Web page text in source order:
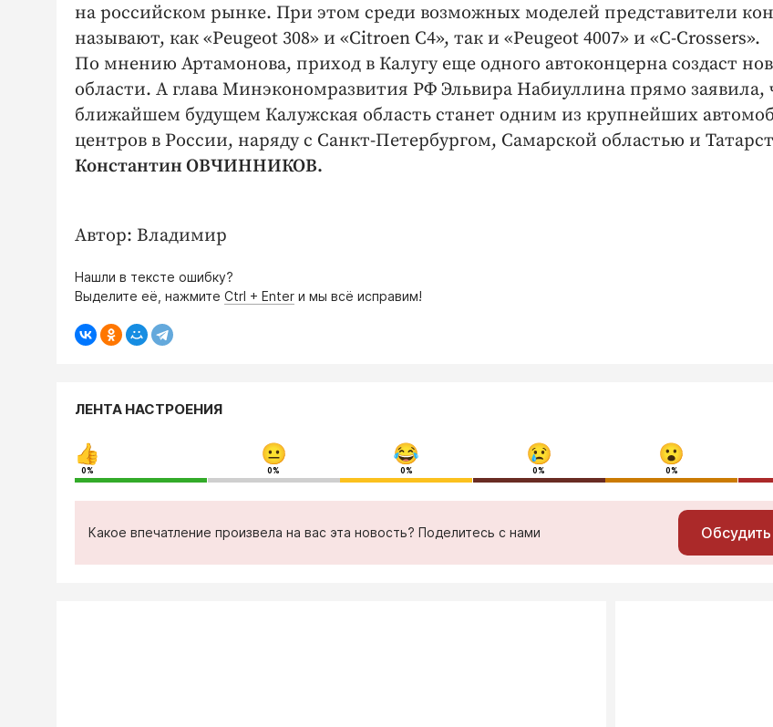
на российском рынке. При этом среди возможных моделей представители
называют, как «Peugeot 308» и «Citroen C4», так и «Peugeot 4007» и «C-Crossers».
По мнению Артамонова, приход в Калугу еще одного автоконцерна создаст
области. А глава Минэкономразвития РФ Эльвира Набиуллина прямо заявила,
ближайшем будущем Калужская область станет одним из крупнейших
центров в России, наряду с Санкт-Петербургом, Самарской областью и
Константин ОВЧИННИКОВ.
Автор: Владимир
Нашли в тексте ошибку?
Выделите её, нажмите Ctrl + Enter и мы всё исправим!
ЛЕНТА НАСТРОЕНИЯ
0% 0% 0% 0% 0%
Какое впечатление произвела на вас эта новость? Поделитесь с нами